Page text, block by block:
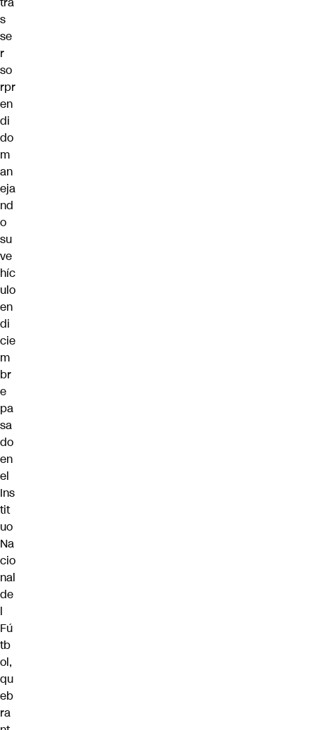
s
se
r
so
rpr
en
di
do
m
an
eja
nd
o
su
ve
híc
ulo
en
di
cie
m
br
e
pa
sa
do
en
el
Ins
tit
uo
Na
cio
nal
de
l
Fú
tb
ol,
qu
eb
ra